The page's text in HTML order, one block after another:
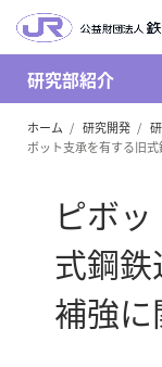
研究部紹介
ホーム 研究開発
ボット支承を有する旧
ピボ
式鋼鉄
補強